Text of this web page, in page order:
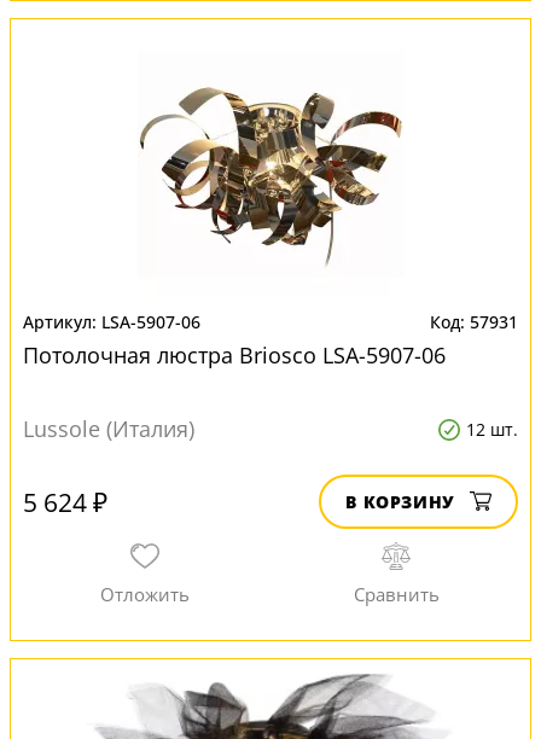
LSA-5907-06 57931
Потолочная люстра Briosco LSA-5907-06
Lussole (Италия) 12 шт.
5 624 ₽ В КОРЗИНУ